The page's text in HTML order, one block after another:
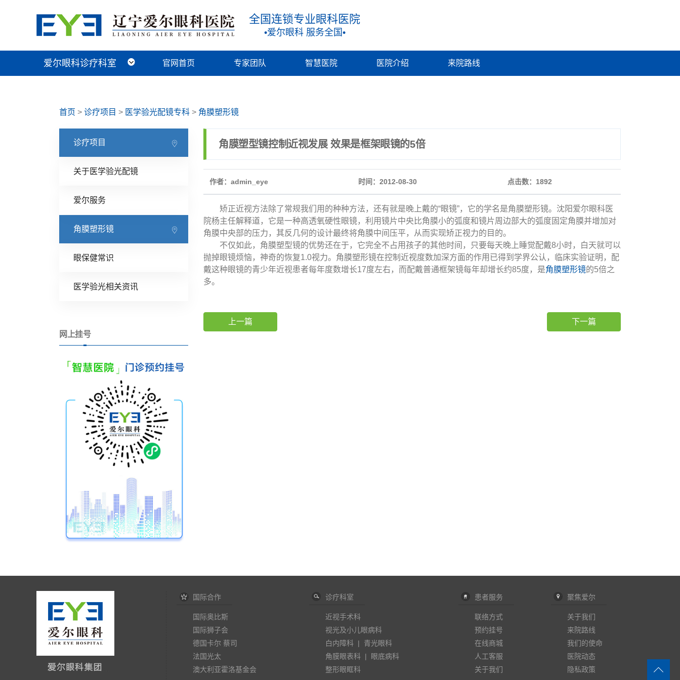
全国连锁专业眼科医院
•爱尔眼科 服务全国•
爱尔眼科诊疗科室
近视手术科
视光及小儿眼病科
白内障科
青光眼科
角膜眼表科
整形眼眶科
眼底病科
中医眼科 官网首页 专家团队 智慧医院 医院介绍 来院路线
首页 > 诊疗项目 > 医学验光配镜专科 > 角膜塑形镜
诊疗项目
关于医学验光配镜
爱尔服务
角膜塑形镜
眼保健常识
医学验光相关资讯
网上挂号
角膜塑型镜控制近视发展 效果是框架眼镜的5倍
作者：admin_eye 时间：2012-08-30 点击数： 1892
矫正近视方法除了常规我们用的种种方法，还有就是晚上戴的“眼镜”，它的学名是角膜塑形镜。沈阳爱尔眼科医
院杨主任解释道，它是一种高透氧硬性眼镜，利用镜片中央比角膜小的弧度和镜片周边部大的弧度固定角膜并增加对
角膜中央部的压力，其反几何的设计最终将角膜中间压平，从而实现矫正视力的目的。
不仅如此， 角膜塑型镜的优势还在于，它完全不占用孩子的其他时间，只要每天晚上睡觉配戴8小时，白天就可以
抛掉眼镜烦恼，神奇的恢复1.0视力。角膜塑形镜在控制近视度数加深方面的作用已得到学界公认，临床实验证明，配
戴这种眼镜的青少年近视患者每年度数增长17度左右，而配戴普通框架镜每年却增长约85度，是角膜塑形镜的5倍之
多。
上一篇 下一篇
国际合作
国际奥比斯
国际狮子会
德国卡尔 蔡司
法国光太
澳大利亚霍洛基金会
诊疗科室
近视手术科
视光及小儿眼病科
白内障科 | 青光眼科
角膜眼表科 |
眼底病科
整形眼眶科
患者服务
联络方式
预约挂号
在线商城
人工客服
关于我们
聚焦爱尔
关于我们
来院路线
我们的使命
医院动态
隐私政策